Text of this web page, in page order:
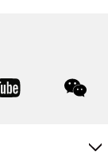
youtube